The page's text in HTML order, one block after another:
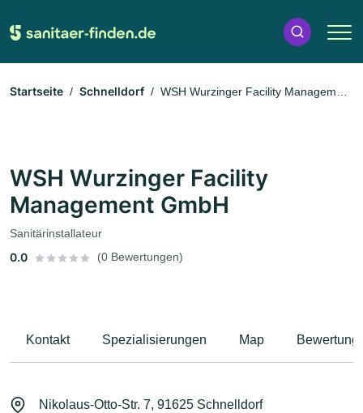
Startseite Schnelldorf
WSH Wurzinger Facility Management
WSH Wurzinger Facility
Management GmbH
Sanitärinstallateur
0.0 (0 Bewertungen)
Kontakt Spezialisierungen Map
Nikolaus-Otto-Str. 7, 91625 Schnelldorf